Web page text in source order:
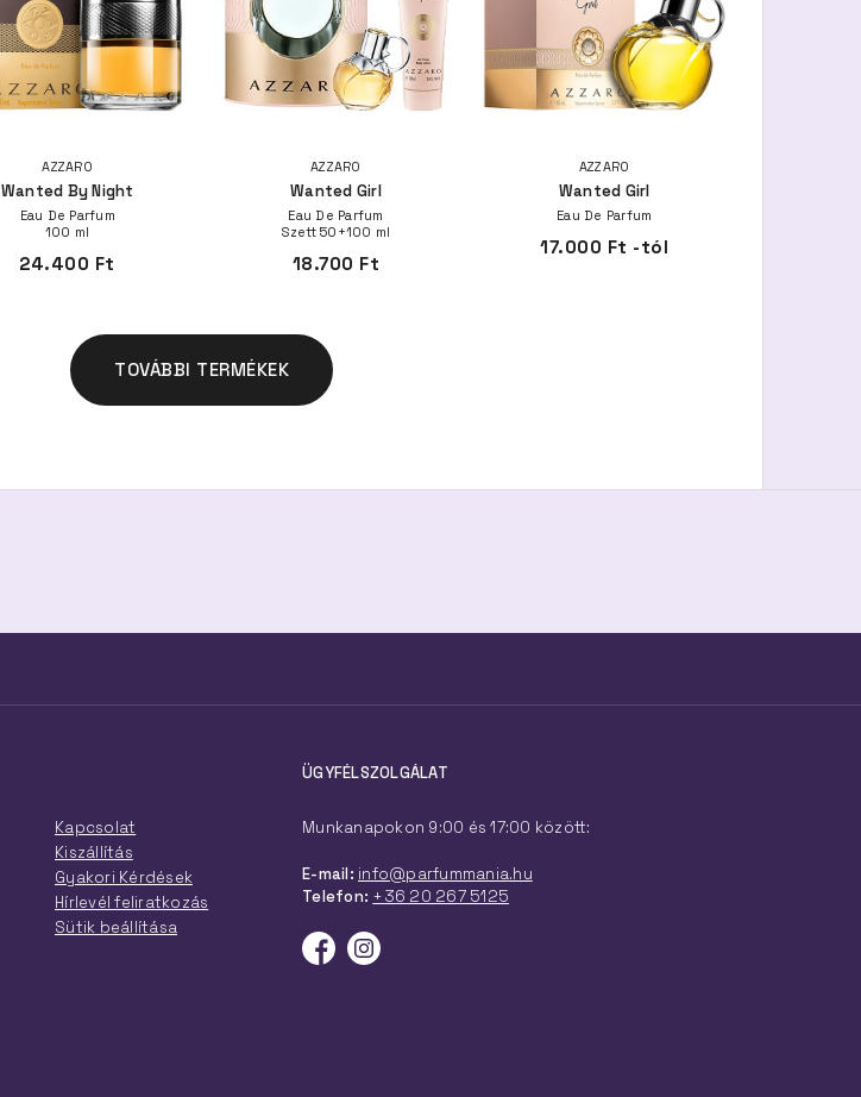
AZZARO
Wanted By Night
Eau De Parfum
100 ml
24.400 Ft
AZZARO
Wanted Girl
Eau De Parfum
Szett 50+100 ml
18.700 Ft
AZZARO
Wanted Girl
Eau De Parfum
17.000 Ft -tól
TOVÁBBI TERMÉKEK
Kapcsolat
Kiszállítás
Gyakori Kérdések
Hírlevél feliratkozás
Sütik beállítása
ÜGYFÉLSZOLGÁLAT
Munkanapokon 9:00 és 17:00 között:
E-mail: info@parfummania.hu
Telefon: +36 20 267 5125